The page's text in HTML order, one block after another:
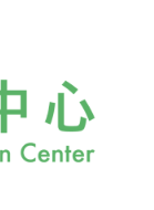
拒絕賠償。即
的態度，無異